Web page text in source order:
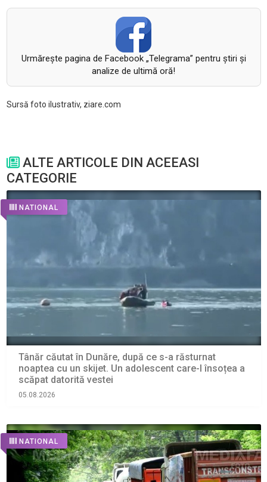
Urmăreşte pagina de Facebook „Telegrama” pentru ştiri şi
analize de ultimă oră!
Sursă foto ilustrativ, ziare.com
ALTE ARTICOLE DIN ACEEASI
CATEGORIE
NATIONAL
Tânăr căutat în Dunăre, după ce s-a răsturnat
noaptea cu un skijet. Un adolescent care-l însoțea a
scăpat datorită vestei
05.08.2026
NATIONAL